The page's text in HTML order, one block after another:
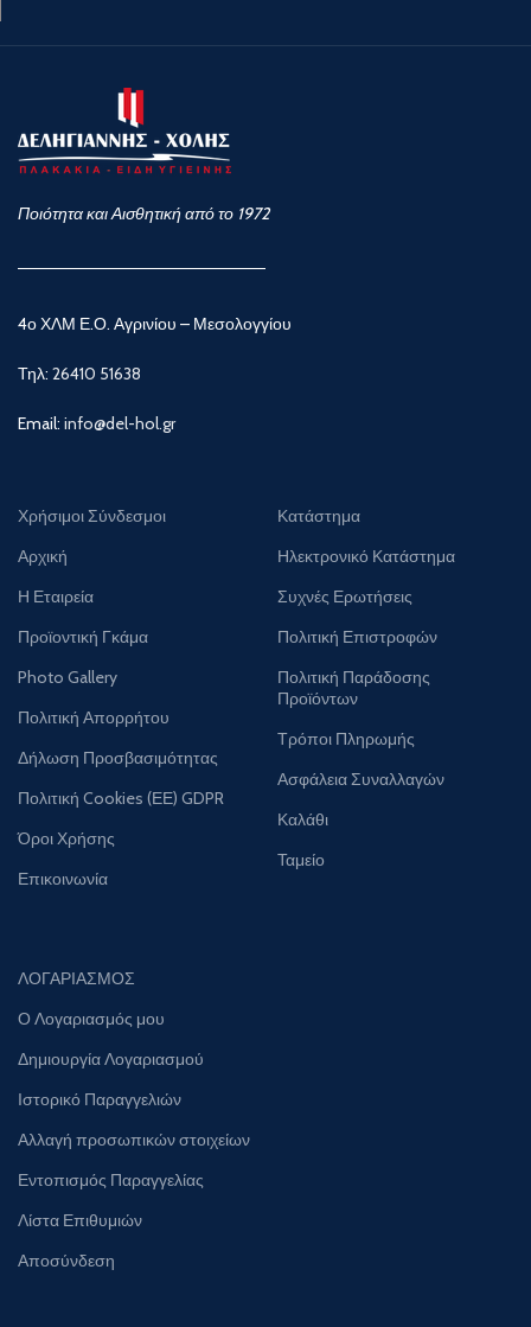
Ποιότητα και Αισθητική από το 1972
4ο ΧΛΜ Ε.Ο. Αγρινίου – Μεσολογγίου
Τηλ:26410 51638
Email:info@del-hol.gr
Χρήσιμοι Σύνδεσμοι
Αρχική
Η Εταιρεία
Προϊοντική Γκάμα
Photo Gallery
Πολιτική Απορρήτου
Δήλωση Προσβασιμότητας
Πολιτική Cookies (ΕΕ) GDPR
Όροι Χρήσης
Επικοινωνία
Κατάστημα
Ηλεκτρονικό Κατάστημα
Συχνές Ερωτήσεις
Πολιτική Επιστροφών
Πολιτική Παράδοσης
Προϊόντων
Τρόποι Πληρωμής
Ασφάλεια Συναλλαγών
Καλάθι
Ταμείο
ΛΟΓΑΡΙΑΣΜΟΣ
Ο Λογαριασμός μου
Δημιουργία Λογαριασμού
Ιστορικό Παραγγελιών
Αλλαγή προσωπικών στοιχείων
Εντοπισμός Παραγγελίας
Λίστα Επιθυμιών
Αποσύνδεση